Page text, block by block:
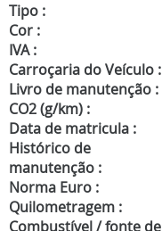
Tipo :
Cor :
IVA :
Carroçaria do Veículo :
Livro de manutenção :
CO2 (g/km) :
Data de matricula :
Histórico de
manutenção :
Norma Euro :
Quilometragem :
Combustível / fonte de